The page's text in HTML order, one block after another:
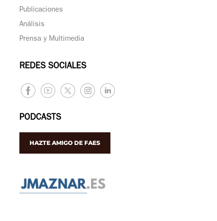
Publicaciones
Análisis
Prensa y Multimedia
REDES SOCIALES
PODCASTS
HAZTE AMIGO DE FAES